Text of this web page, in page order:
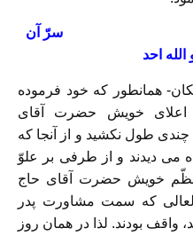
ابد سرّ آن
احد
همانطور که خود فرموده
اعلای خویش حضرت آقای
چندی طول نکشید و از آنجا که
می دیدند و از طرفی بر علوّ
خویش حضرت آقای حاج
که سمت مشاورت پدر
واقف بودند. لذا در همان روز